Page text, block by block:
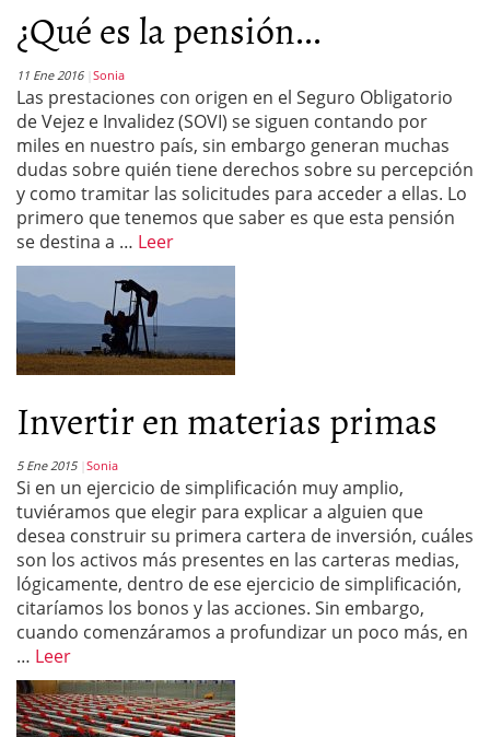
¿Qué es la pensión...
11 Ene 2016 Sonia
Las prestaciones con origen en el Seguro Obligatorio
de Vejez e Invalidez (SOVI) se siguen contando por
miles en nuestro país, sin embargo generan muchas
dudas sobre quién tiene derechos sobre su percepción
y como tramitar las solicitudes para acceder a ellas. Lo
primero que tenemos que saber es que esta pensión
se destina a … Leer
Invertir en materias primas
5 Ene 2015 Sonia
Si en un ejercicio de simplificación muy amplio,
tuviéramos que elegir para explicar a alguien que
desea construir su primera cartera de inversión, cuáles
son los activos más presentes en las carteras medias,
lógicamente, dentro de ese ejercicio de simplificación,
citaríamos los bonos y las acciones. Sin embargo,
cuando comenzáramos a profundizar un poco más, en
… Leer